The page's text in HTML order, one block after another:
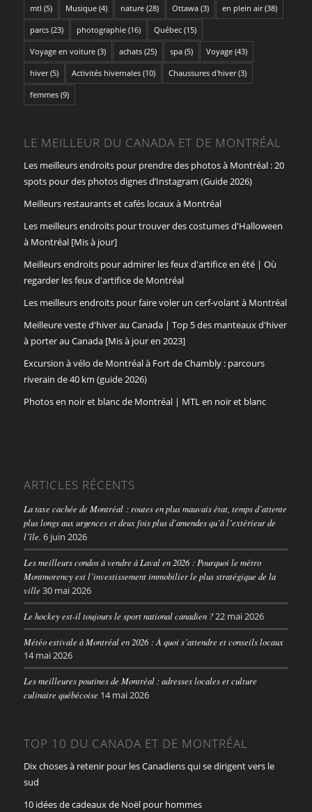
mtl (5) Musique(4) nature(28) Ottawa(3) en plein air(38)
parcs(23) photographie(16) Québec(15)
Voyage en voiture(3) achats(25) spa(5) Voyage(43)
hiver(5) Activités hivernales(10) Chaussures d'hiver(3)
femmes(9)
LE MEILLEUR DU CANADA ET DE MONTRÉAL
Les meilleurs endroits pour prendre des photos à Montréal : 20
spots pour des photos dignes d’Instagram (Guide 2026)
Meilleurs restaurants et cafés locaux à Montréal
Les meilleurs endroits pour trouver des costumes d'Halloween
à Montréal [Mis à jour]
Meilleurs endroits pour admirer les feux d'artifice en été | Où
regarder les feux d'artifice de Montréal
Les meilleurs endroits pour faire voler un cerf-volant à Montréal
Meilleure veste d'hiver au Canada | Top 5 des manteaux d'hiver
à porter au Canada [Mis à jour en 2023]
Excursion à vélo de Montréal à Fort de Chambly : parcours
riverain de 40 km (guide 2026)
Photos en noir et blanc de Montréal | MTL en noir et blanc
ARTICLES RÉCENTS
La taxe cachée de Montréal : routes en plus mauvais état, temps d’attente
plus longs aux urgences et deux fois plus d’amendes qu’à l’extérieur de
l’île. 6 juin 2026
Les meilleurs condos à vendre à Laval en 2026 : Pourquoi le métro
Montmorency est l’investissement immobilier le plus stratégique de la
ville 30 mai 2026
Le hockey est-il toujours le sport national canadien ? 22 mai 2026
Météo estivale à Montréal en 2026 : À quoi s’attendre et conseils locaux
14 mai 2026
Les meilleures poutines de Montréal : adresses locales et culture
culinaire québécoise 14 mai 2026
TOP 10 DU CANADA ET DE MONTRÉAL
Dix choses à retenir pour les Canadiens qui se dirigent vers le
sud
10 idées de cadeaux de Noël pour hommes